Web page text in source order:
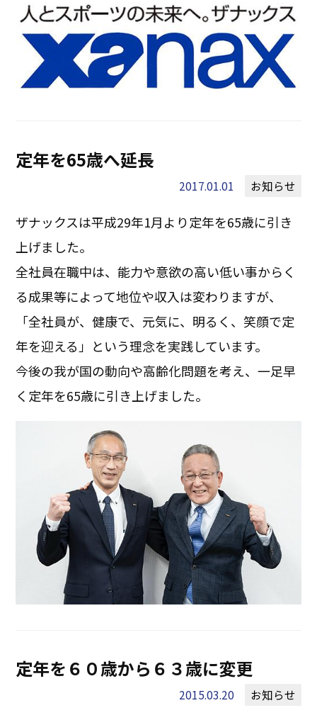
定年を65歳へ延長
2017.01.01 お知らせ
ザナックスは平成29年1月より定年を65歳に引き
上げました。
全社員在職中は、能力や意欲の高い低い事からく
る成果等によって地位や収入は変わりますが、
「全社員が、健康で、元気に、明るく、笑顔で定
年を迎える」という理念を実践しています。
今後の我が国の動向や高齢化問題を考え、一足早
く定年を65歳に引き上げました。
定年を６０歳から６３歳に変更
2015.03.20 お知らせ